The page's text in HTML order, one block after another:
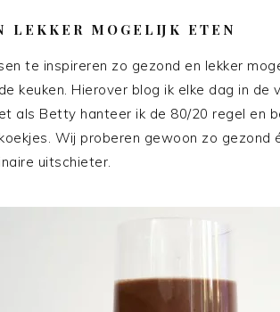
LEKKER MOGELIJK ETEN
te inspireren zo gezond en lekker
keuken. Hierover blog ik elke dag in de
als Betty hanteer ik de 80/20 regel en
Wij proberen gewoon zo gezond
uitschieter.